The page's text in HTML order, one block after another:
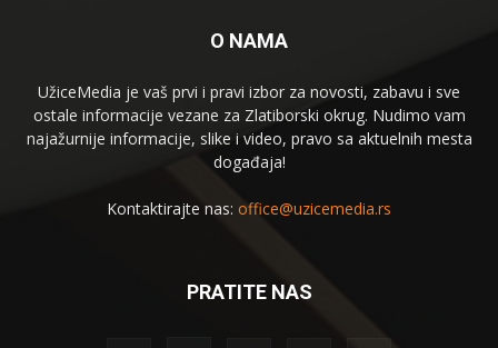
O NAMA
UžiceMedia je vaš prvi i pravi izbor za novosti, zabavu i sve
ostale informacije vezane za Zlatiborski okrug. Nudimo vam
najažurnije informacije, slike i video, pravo sa aktuelnih mesta
događaja!
Kontaktirajte nas: office@uzicemedia.rs
PRATITE NAS